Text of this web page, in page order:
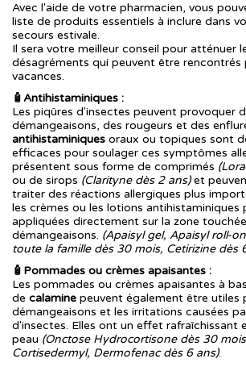
Avec l'aide de votre pharmacien, vous
liste de produits essentiels à inclure dans
secours estivale.
Il sera votre meilleur conseil pour atténuer
désagréments qui peuvent être rencontrés
vacances.
🧴Antihistaminiques :
Les piqûres d'insectes peuvent provoquer
démangeaisons, des rougeurs et des
antihistaminiques oraux ou topiques sont
efficaces pour soulager ces symptômes
présentent sous forme de comprimés
ou de sirops (Clarityne dès 2 ans)et
traiter des réactions allergiques plus
les crèmes ou les lotions antihistaminiques
appliquées directement sur la zone
démangeaisons. (Apaisyl gel, Apaisyl roll-
toute la famille dès 30 mois, Cetirizine dès
🧴Pommades ou crèmes apaisantes :
Les pommades ou crèmes apaisantes à
de calamine peuvent également être utiles
démangeaisons et les irritations causées
d'insectes. Elles ont un effet rafraîchissant
peau (Onctose Hydrocortisone dès 30
Cortisedermyl, Dermofenac dès 6 ans).